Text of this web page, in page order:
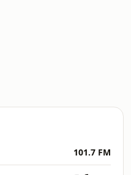
101.7 FM